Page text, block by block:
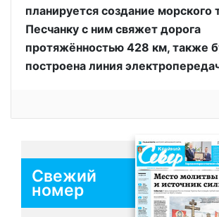
планируется создание морского
Песчанку с ним свяжет дорога
протяжённостью 428 км, также
построена линия
Свежий
номер